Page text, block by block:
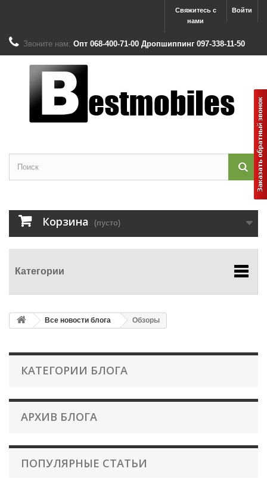
Войти
Свяжитесь с
нами
Звоните нам: Опт 068-400-71-00 Дропшиппинг 097-338-11-50
Корзина (пусто)
Категории
Все новости блога Обзоры
КАТЕГОРИИ БЛОГА
АРХИВ БЛОГА
ПОПУЛЯРНЫЕ СТАТЬИ